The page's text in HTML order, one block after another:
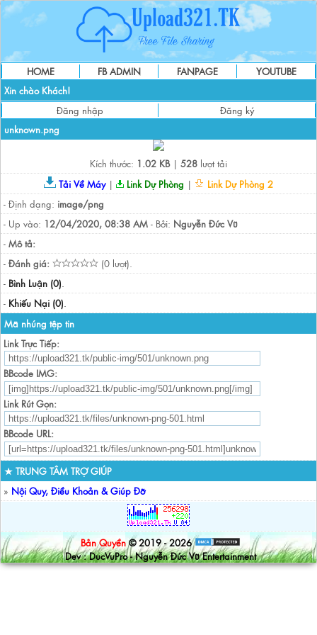
HOME FB ADMIN FANPAGE
YOUTUBE
Xin chào Khách!
Đăng nhập
Đăng ký
unknown.png
Kích thước: 1.02 KB| 528 lượt tải
Tải Về Máy| Link Dự Phòng |
Link Dự Phòng 2
- Định dạng: image/png
- Up vào: 12/04/2020, 08:38 AM - Bởi: Nguyễn Đức Vũ
- Mô tả:
- Đánh giá:
(0 lượt).
- Bình Luận (0).
- Khiếu Nại (0).
Mã nhúng tệp tin
Link Trực Tiếp:
BBcode IMG:
Link Rút Gọn:
BBcode URL:
★ TRUNG TÂM TRỢ GIÚP
» Nội Quy, Điều Khoản & Giúp Đỡ
Bản Quyền © 2019 - 2026
Dev : DucVuPro - Nguyễn Đức Vũ Entertainment